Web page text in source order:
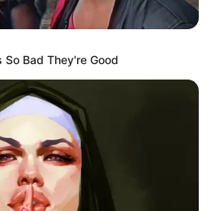
Bad They're Good